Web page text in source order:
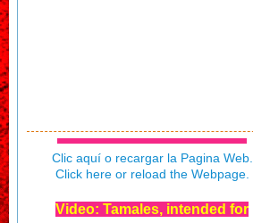
Clic aquí o recargar la Pagina Web.
Click here or reload the Webpage.
Video: Tamales, intended for